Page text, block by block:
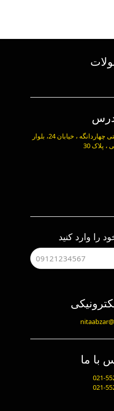
تهران، اسلامشهر،شهرک صنعتی چهاردانگه ، خیابان 24، بلوار
پلاک 30
را وارد کنید
با ما
021-
021-